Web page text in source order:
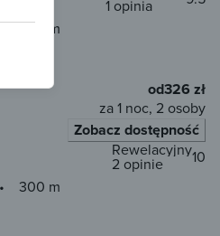
300 m
1 opinia
od326 zł
za 1 noc, 2 osoby
Zobacz dostępność
300 m
10
Rewelacyjny
2 opinie